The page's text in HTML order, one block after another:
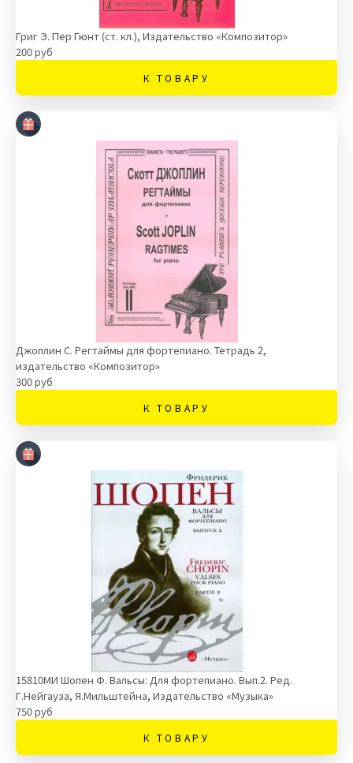
Григ Э. Пер Гюнт (ст. кл.), Издательство «Композитор»
200 руб
К ТОВАРУ
Джоплин С. Регтаймы для фортепиано. Тетрадь 2,
издательство «Композитор»
300 руб
К ТОВАРУ
15810МИ Шопен Ф. Вальсы: Для фортепиано. Вып.2. Ред.
Г.Нейгауза, Я.Мильштейна, Издательство «Музыка»
750 руб
К ТОВАРУ